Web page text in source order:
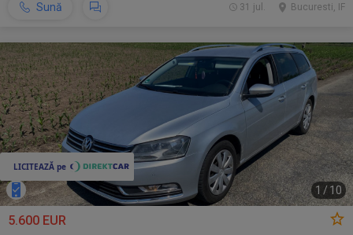
Sună Bucuresti, IF
31 jul.
1 / 10
5.600 EUR